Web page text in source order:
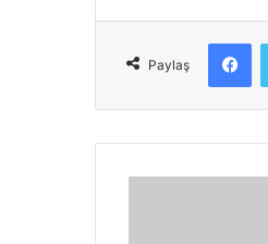
Paylaş